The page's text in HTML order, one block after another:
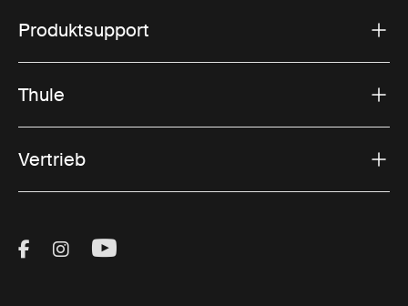
Produktsupport
Thule
Vertrieb
Visit Thule on Facebook (external link)
Visit Thule on Instagram (external link)
Visit Thule on Youtube (external